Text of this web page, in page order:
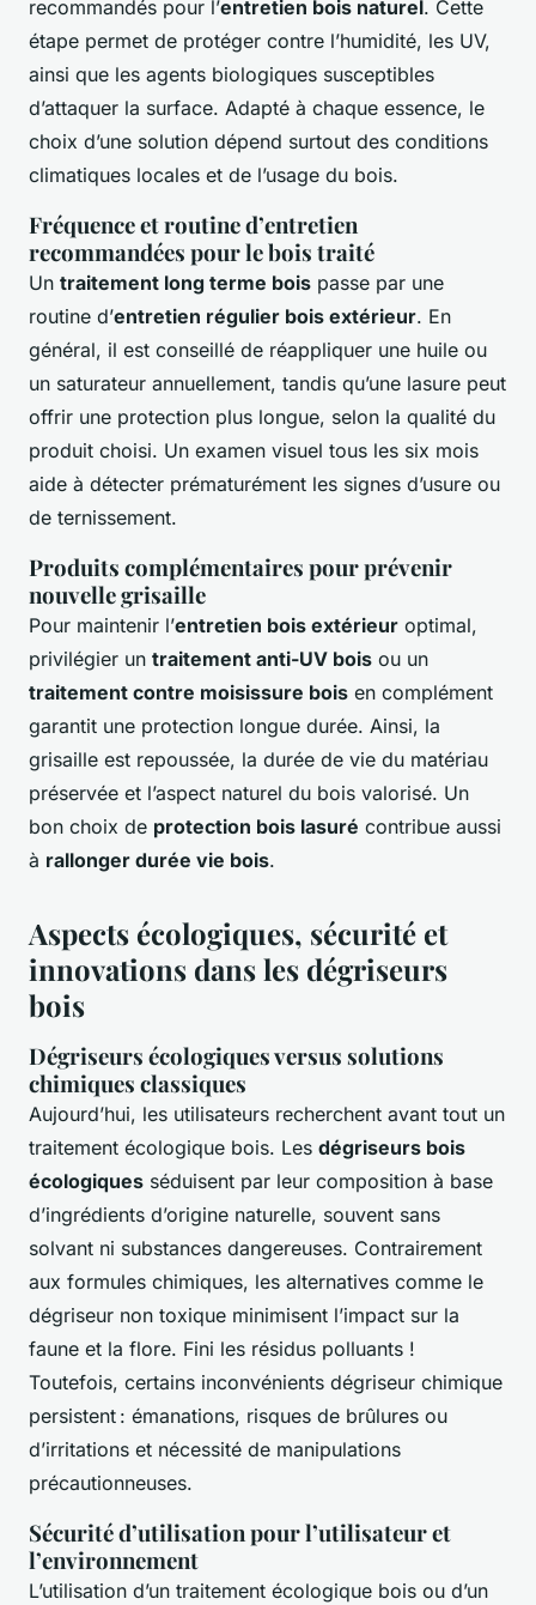
recommandés pour l’entretien bois naturel. Cette
étape permet de protéger contre l’humidité, les UV,
ainsi que les agents biologiques susceptibles
d’attaquer la surface. Adapté à chaque essence, le
choix d’une solution dépend surtout des conditions
climatiques locales et de l’usage du bois.
Fréquence et routine d’entretien
recommandées pour le bois traité
Un traitement long terme bois passe par une
routine d’entretien régulier bois extérieur. En
général, il est conseillé de réappliquer une huile ou
un saturateur annuellement, tandis qu’une lasure peut
offrir une protection plus longue, selon la qualité du
produit choisi. Un examen visuel tous les six mois
aide à détecter prématurément les signes d’usure ou
de ternissement.
Produits complémentaires pour prévenir
nouvelle grisaille
Pour maintenir l’entretien bois extérieur optimal,
privilégier un traitement anti-UV bois ou un
traitement contre moisissure bois en complément
garantit une protection longue durée. Ainsi, la
grisaille est repoussée, la durée de vie du matériau
préservée et l’aspect naturel du bois valorisé. Un
bon choix de protection bois lasuré contribue aussi
à rallonger durée vie bois.
Aspects écologiques, sécurité et
innovations dans les dégriseurs
bois
Dégriseurs écologiques versus solutions
chimiques classiques
Aujourd’hui, les utilisateurs recherchent avant tout un
traitement écologique bois. Les dégriseurs bois
écologiques séduisent par leur composition à base
d’ingrédients d’origine naturelle, souvent sans
solvant ni substances dangereuses. Contrairement
aux formules chimiques, les alternatives comme le
dégriseur non toxique minimisent l’impact sur la
faune et la flore. Fini les résidus polluants !
Toutefois, certains inconvénients dégriseur chimique
persistent : émanations, risques de brûlures ou
d’irritations et nécessité de manipulations
précautionneuses.
Sécurité d’utilisation pour l’utilisateur et
l’environnement
L’utilisation d’un traitement écologique bois ou d’un